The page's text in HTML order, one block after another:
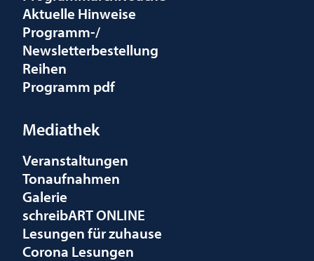
Aktuelle Hinweise
Programm-/
Newsletterbestellung
Reihen
Programm pdf
Mediathek
Veranstaltungen
Tonaufnahmen
Galerie
schreibART ONLINE
Lesungen für zuhause
Corona Lesungen